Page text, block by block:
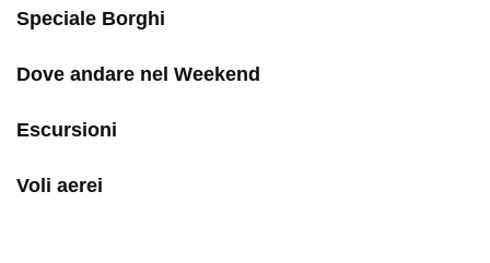
Speciale Borghi
Dove andare nel Weekend
Escursioni
Voli aerei